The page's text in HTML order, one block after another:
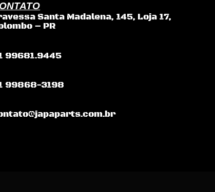
Santa Madalena, 145, Loja 17,
– PR
99681.9445
99868-3198